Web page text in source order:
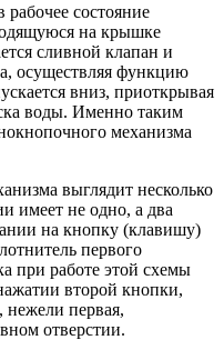
состояние
на крышке
сливной клапан и
осуществляя функцию
вниз, приоткрывая
воды. Именно таким
механизма
выглядит несколько
имеет не одно, а два
на кнопку (клавишу)
первого
при работе этой схемы
второй кнопки,
первая,
отверстии.